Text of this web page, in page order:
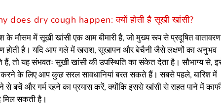
does dry cough happen: क्यों होती है सूखी खांसी?
के मौसम में सूखी खांसी एक आम बीमारी है, जो मुख्य रूप से प्रदूषित
होती है। यदि आप गले में खराश, सूखापन और बेचैनी जैसे लक्षणों का अनुभव
हैं, तो यह संभवतः सूखी खांसी की उपस्थिति का संकेत देता है। सौभाग्य से,
के लिए आप कुछ सरल सावधानियां बरत सकते हैं। सबसे पहले, बारिश में
से बचें और गर्म रहने का प्रयास करें, क्योंकि इससे खांसी से राहत पाने में
मिल सकती है।